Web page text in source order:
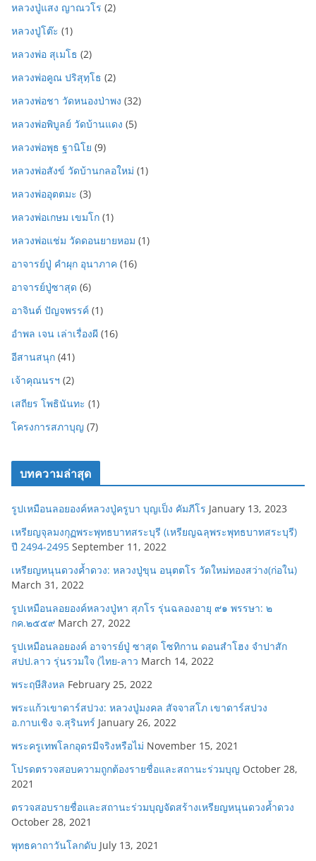
หลวงปู่แสง ญาณวโร (2)
หลวงปู่โต๊ะ (1)
หลวงพ่อ สุเมโธ (2)
หลวงพ่อคูณ ปริสุทฺโธ (2)
หลวงพ่อชา วัดหนองป่าพง (32)
หลวงพ่อพิบูลย์ วัดบ้านแดง (5)
หลวงพ่อพุธ ฐานิโย (9)
หลวงพ่อสังข์ วัดบ้านกลอใหม่ (1)
หลวงพ่ออุตตมะ (3)
หลวงพ่อเกษม เขมโก (1)
หลวงพ่อแช่ม วัดดอนยายหอม (1)
อาจารย์ปู่ คำผุก อุนาภาค (16)
อาจารย์ปู่ซาสุด (6)
อาจินต์ ปัญจพรรค์ (1)
อำพล เจน เล่าเรื่องผี (16)
อีสานสนุก (41)
เจ้าคุณนรฯ (2)
เสถียร โพธินันทะ (1)
โครงการสภาบุญ (7)
บทความล่าสุด
รูปเหมือนลอยองค์หลวงปู่ครูบา บุญเป็ง คัมภีโร January 13, 2023
เหรียญจุลมงกุฏพระพุทธบาทสระบุรี (เหรียญฉลุพระพุทธบาทสระบุรี)
ปี 2494-2495 September 11, 2022
เหรียญหนุนดวงค้ำดวง: หลวงปู่ขุน อนุตตโร วัดใหม่ทองสว่าง(ก่อใน)
March 31, 2022
รูปเหมือนลอยองค์หลวงปู่หา สุภโร รุ่นฉลองอายุ ๙๑ พรรษา: ๒
กค.๒๕๕๙ March 27, 2022
รูปเหมือนลอยองค์ อาจารย์ปู่ ซาสุด โซทิกาน ดอนสำโฮง จำปาสัก
สปป.ลาว รุ่นรวมใจ (ไทย-ลาว March 14, 2022
พระฤษีสิงหล February 25, 2022
พระแก้วเขาดาร์สปวง: หลวงปู่มงคล สัจจาสโภ เขาดาร์สปวง
อ.กาบเชิง จ.สุรินทร์ January 26, 2022
พระครูเทพโลกอุดรมีจริงหรือไม่ November 15, 2021
โปรดตรวจสอบความถูกต้องรายชื่อและสถานะร่วมบุญ October 28,
2021
ตรวจสอบรายชื่อและสถานะร่วมบุญจัดสร้างเหรียญหนุนดวงค้ำดวง
October 28, 2021
พุทธคาถาวันโลกดับ July 13, 2021